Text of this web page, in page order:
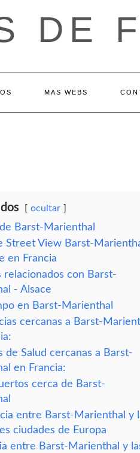
DE
MAS WEBS
ocultar
Barst-Marienthal
Street View Barst-
en Francia
relacionados con Barst-
- Alsace
en Barst-Marienthal
cercanas a Barst-
de Salud cercanas a Barst-
en Francia:
cerca de Barst-
entre Barst-Marienthal y
ciudades de Europa
entre Barst-Marienthal y